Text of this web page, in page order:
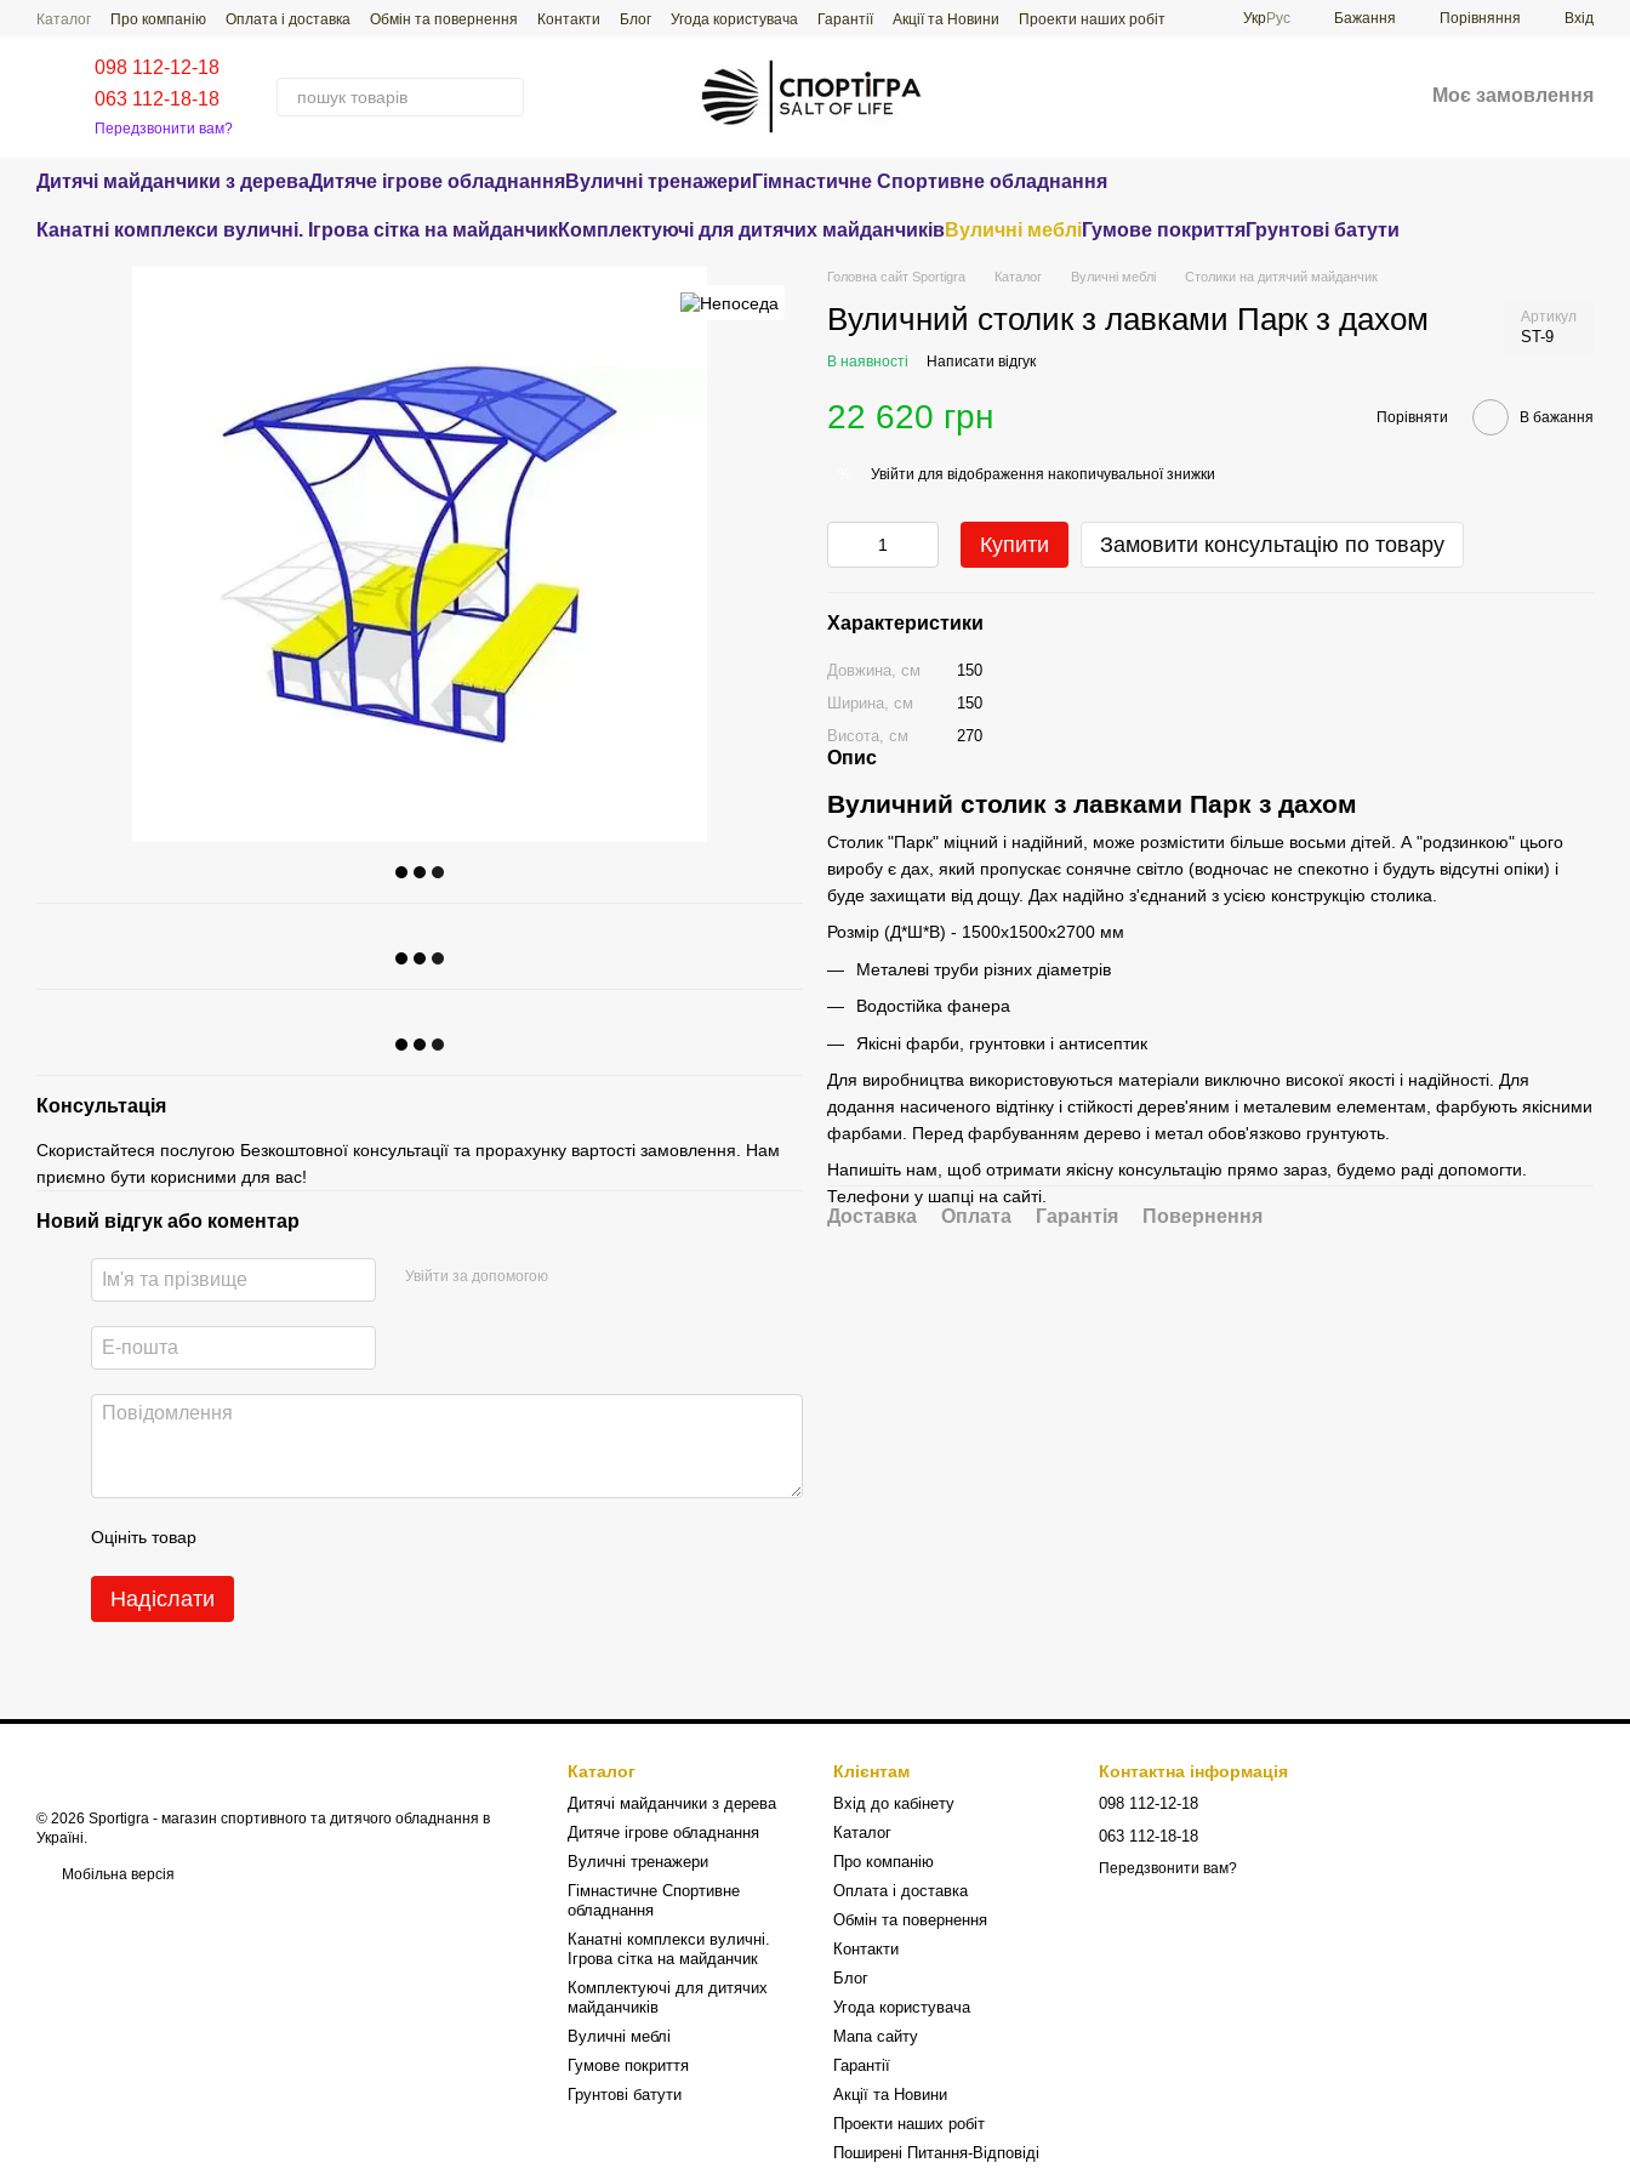
Перейти до основного контенту
Каталог Про компанію Оплата і доставка Обмін та повернення Контакти Блог Угода користувача Гарантії Акції та Новини
Проекти наших робіт
УкрРус Бажання Порівняння Вхід
098 112-12-18
063 112-18-18
Передзвонити вам?
Моє замовлення
Дитячі майданчики з дереваДитяче ігрове обладнанняВуличні тренажери Гімнастичне Спортивне обладнання
Канатні комплекси вуличні. Ігрова сітка на майданчикКомплектуючі для дитячих майданчиківВуличні мебліГумове покриттяГрунтові батути
Консультація
Скористайтеся послугою Безкоштовної консультації та прорахунку вартості замовлення. Нам
приємно бути корисними для вас!
Новий відгук або коментар
Увійти за допомогою
Оцініть товар
Надіслати
Головна сайт Sportigra Каталог Вуличні меблі Столики на дитячий майданчик
Вуличний столик з лавками Парк з дахом Артикул
ST-9
В наявності Написати відгук
22 620 грн Порівняти В бажання
Увійти для відображення накопичувальної знижки
Купити Замовити консультацію по товару
Характеристики
Довжина, см
150
Ширина, см
150
Висота, см
270
Опис
Вуличний столик з лавками Парк з дахом
Столик "Парк" міцний і надійний, може розмістити більше восьми дітей. А "родзинкою" цього
виробу є дах, який пропускає сонячне світло (водночас не спекотно і будуть відсутні опіки) і
буде захищати від дощу. Дах надійно з'єднаний з усією конструкцію столика.
Розмір (Д*Ш*В) - 1500х1500х2700 мм
Металеві труби різних діаметрів
Водостійка фанера
Якісні фарби, грунтовки і антисептик
Для виробництва використовуються матеріали виключно високої якості і надійності. Для
додання насиченого відтінку і стійкості дерев'яним і металевим елементам, фарбують якісними
фарбами. Перед фарбуванням дерево і метал обов'язково грунтують.
Напишіть нам, щоб отримати якісну консультацію прямо зараз, будемо раді допомогти.
Телефони у шапці на сайті.
Доставка Оплата Гарантія Повернення
© 2026 Sportigra - магазин спортивного та дитячого обладнання в
Україні.
Мобільна версія
Каталог
Дитячі майданчики з дерева
Дитяче ігрове обладнання
Вуличні тренажери
Гімнастичне Спортивне
обладнання
Канатні комплекси вуличні.
Ігрова сітка на майданчик
Комплектуючі для дитячих
майданчиків
Вуличні меблі
Гумове покриття
Грунтові батути
Клієнтам
Вхід до кабінету
Каталог
Про компанію
Оплата і доставка
Обмін та повернення
Контакти
Блог
Угода користувача
Мапа сайту
Гарантії
Акції та Новини
Проекти наших робіт
Поширені Питання-Відповіді
Контактна інформація
098 112-12-18
063 112-18-18
Передзвонити вам?